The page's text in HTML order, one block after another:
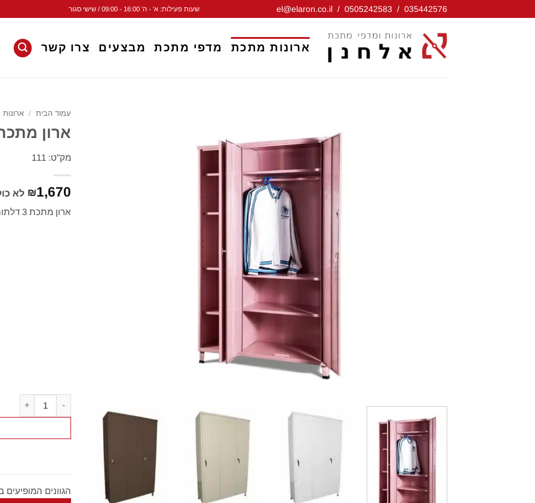
to
035442576
/
0505242583
/
el@elaron.co.il שעות פעילות: א' - ה' 16:00 - 09:00 / שישי סגור
ארונות מתכת מדפי מתכת מבצעים צרו קשר
עמוד הבית /
ארון מתכת 3
מק"ט: 111
₪1,670
לא
ארון מתכת 3 דלתות עם 7 מדפים + מקל תליה
הגוונים